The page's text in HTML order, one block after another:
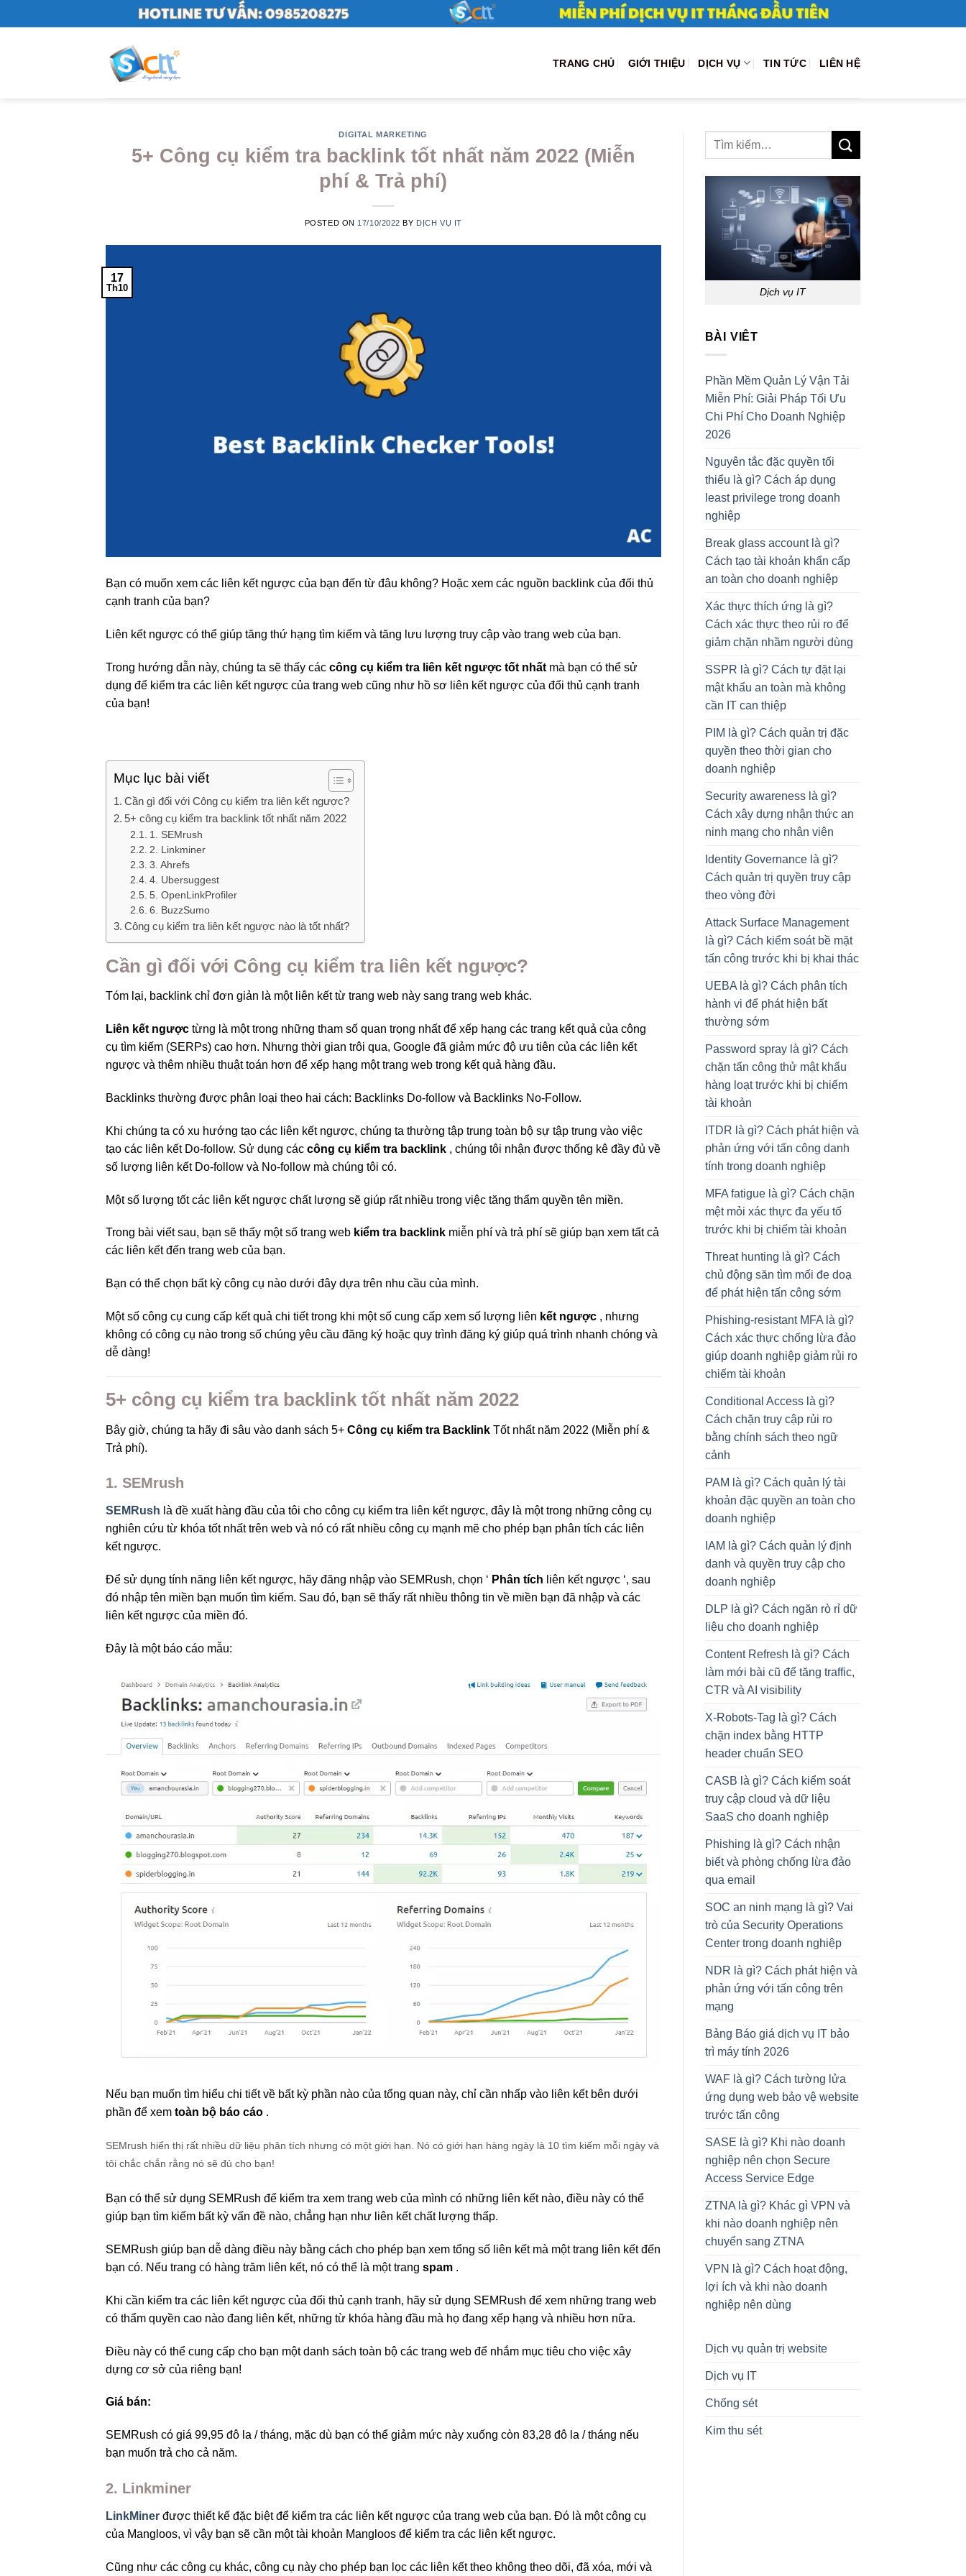
to
TRANG CHỦ GIỚI THIỆU DỊCH VỤ TIN TỨC LIÊN HỆ
DIGITAL MARKETING
5+ Công cụ kiểm tra backlink tốt nhất năm 2022 (Miễn
phí & Trả phí)
POSTED ON 17/10/2022 BY DỊCH VỤ IT
17
Th10
Bạn có muốn xem các liên kết ngược của bạn đến từ đâu không? Hoặc xem các nguồn backlink của đối thủ
cạnh tranh của bạn?
Liên kết ngược có thể giúp tăng thứ hạng tìm kiếm và tăng lưu lượng truy cập vào trang web của bạn.
Trong hướng dẫn này, chúng ta sẽ thấy các công cụ kiểm tra liên kết ngược tốt nhất mà bạn có thể sử
dụng để kiểm tra các liên kết ngược của trang web cũng như hồ sơ liên kết ngược của đối thủ cạnh tranh
của bạn!
Mục lục bài viết
Cần gì đối với Công cụ kiểm tra liên kết ngược?
5+ công cụ kiểm tra backlink tốt nhất năm 2022
1. SEMrush
2. Linkminer
3. Ahrefs
4. Ubersuggest
5. OpenLinkProfiler
6. BuzzSumo
Công cụ kiểm tra liên kết ngược nào là tốt nhất?
Cần gì đối với Công cụ kiểm tra liên kết ngược?
Tóm lại, backlink chỉ đơn giản là một liên kết từ trang web này sang trang web khác.
Liên kết ngược từng là một trong những tham số quan trọng nhất để xếp hạng các trang kết quả của công
cụ tìm kiếm (SERPs) cao hơn. Nhưng thời gian trôi qua, Google đã giảm mức độ ưu tiên của các liên kết
ngược và thêm nhiều thuật toán hơn để xếp hạng một trang web trong kết quả hàng đầu.
Backlinks thường được phân loại theo hai cách: Backlinks Do-follow và Backlinks No-Follow.
Khi chúng ta có xu hướng tạo các liên kết ngược, chúng ta thường tập trung toàn bộ sự tập trung vào việc
tạo các liên kết Do-follow. Sử dụng các công cụ kiểm tra backlink , chúng tôi nhận được thống kê đầy đủ về
số lượng liên kết Do-follow và No-follow mà chúng tôi có.
Một số lượng tốt các liên kết ngược chất lượng sẽ giúp rất nhiều trong việc tăng thẩm quyền tên miền.
Trong bài viết sau, bạn sẽ thấy một số trang web kiểm tra backlink miễn phí và trả phí sẽ giúp bạn xem tất cả
các liên kết đến trang web của bạn.
Bạn có thể chọn bất kỳ công cụ nào dưới đây dựa trên nhu cầu của mình.
Một số công cụ cung cấp kết quả chi tiết trong khi một số cung cấp xem số lượng liên kết ngược , nhưng
không có công cụ nào trong số chúng yêu cầu đăng ký hoặc quy trình đăng ký giúp quá trình nhanh chóng và
dễ dàng!
5+ công cụ kiểm tra backlink tốt nhất năm 2022
Bây giờ, chúng ta hãy đi sâu vào danh sách 5+ Công cụ kiểm tra Backlink Tốt nhất năm 2022 (Miễn phí &
Trả phí).
1. SEMrush
SEMRush là đề xuất hàng đầu của tôi cho công cụ kiểm tra liên kết ngược, đây là một trong những công cụ
nghiên cứu từ khóa tốt nhất trên web và nó có rất nhiều công cụ mạnh mẽ cho phép bạn phân tích các liên
kết ngược.
Để sử dụng tính năng liên kết ngược, hãy đăng nhập vào SEMRush, chọn ‘ Phân tích liên kết ngược ‘, sau
đó nhập tên miền bạn muốn tìm kiếm. Sau đó, bạn sẽ thấy rất nhiều thông tin về miền bạn đã nhập và các
liên kết ngược của miền đó.
Đây là một báo cáo mẫu:
Nếu bạn muốn tìm hiểu chi tiết về bất kỳ phần nào của tổng quan này, chỉ cần nhấp vào liên kết bên dưới
phần để xem toàn bộ báo cáo .
SEMrush hiển thị rất nhiều dữ liệu phân tích nhưng có một giới hạn. Nó có giới hạn hàng ngày là 10 tìm kiếm mỗi ngày và
tôi chắc chắn rằng nó sẽ đủ cho bạn!
Bạn có thể sử dụng SEMRush để kiểm tra xem trang web của mình có những liên kết nào, điều này có thể
giúp bạn tìm kiếm bất kỳ vấn đề nào, chẳng hạn như liên kết chất lượng thấp.
SEMRush giúp bạn dễ dàng điều này bằng cách cho phép bạn xem tổng số liên kết mà một trang liên kết đến
bạn có. Nếu trang có hàng trăm liên kết, nó có thể là một trang spam .
Khi cần kiểm tra các liên kết ngược của đối thủ cạnh tranh, hãy sử dụng SEMRush để xem những trang web
có thẩm quyền cao nào đang liên kết, những từ khóa hàng đầu mà họ đang xếp hạng và nhiều hơn nữa.
Điều này có thể cung cấp cho bạn một danh sách toàn bộ các trang web để nhắm mục tiêu cho việc xây
dựng cơ sở của riêng bạn!
Giá bán:
SEMRush có giá 99,95 đô la / tháng, mặc dù bạn có thể giảm mức này xuống còn 83,28 đô la / tháng nếu
bạn muốn trả cho cả năm.
2. Linkminer
LinkMiner được thiết kế đặc biệt để kiểm tra các liên kết ngược của trang web của bạn. Đó là một công cụ
của Mangloos, vì vậy bạn sẽ cần một tài khoản Mangloos để kiểm tra các liên kết ngược.
Cũng như các công cụ khác, công cụ này cho phép bạn lọc các liên kết theo không theo dõi, đã xóa, mới và
Dịch vụ IT
BÀI VIÊT
Phần Mềm Quản Lý Vận Tải
Miễn Phí: Giải Pháp Tối Ưu
Chi Phí Cho Doanh Nghiệp
2026
Nguyên tắc đặc quyền tối
thiểu là gì? Cách áp dụng
least privilege trong doanh
nghiệp
Break glass account là gì?
Cách tạo tài khoản khẩn cấp
an toàn cho doanh nghiệp
Xác thực thích ứng là gì?
Cách xác thực theo rủi ro để
giảm chặn nhầm người dùng
SSPR là gì? Cách tự đặt lại
mật khẩu an toàn mà không
cần IT can thiệp
PIM là gì? Cách quản trị đặc
quyền theo thời gian cho
doanh nghiệp
Security awareness là gì?
Cách xây dựng nhận thức an
ninh mạng cho nhân viên
Identity Governance là gì?
Cách quản trị quyền truy cập
theo vòng đời
Attack Surface Management
là gì? Cách kiểm soát bề mặt
tấn công trước khi bị khai thác
UEBA là gì? Cách phân tích
hành vi để phát hiện bất
thường sớm
Password spray là gì? Cách
chặn tấn công thử mật khẩu
hàng loạt trước khi bị chiếm
tài khoản
ITDR là gì? Cách phát hiện và
phản ứng với tấn công danh
tính trong doanh nghiệp
MFA fatigue là gì? Cách chặn
mệt mỏi xác thực đa yếu tố
trước khi bị chiếm tài khoản
Threat hunting là gì? Cách
chủ động săn tìm mối đe doạ
để phát hiện tấn công sớm
Phishing-resistant MFA là gì?
Cách xác thực chống lừa đảo
giúp doanh nghiệp giảm rủi ro
chiếm tài khoản
Conditional Access là gì?
Cách chặn truy cập rủi ro
bằng chính sách theo ngữ
cảnh
PAM là gì? Cách quản lý tài
khoản đặc quyền an toàn cho
doanh nghiệp
IAM là gì? Cách quản lý định
danh và quyền truy cập cho
doanh nghiệp
DLP là gì? Cách ngăn rò rỉ dữ
liệu cho doanh nghiệp
Content Refresh là gì? Cách
làm mới bài cũ để tăng traffic,
CTR và AI visibility
X-Robots-Tag là gì? Cách
chặn index bằng HTTP
header chuẩn SEO
CASB là gì? Cách kiểm soát
truy cập cloud và dữ liệu
SaaS cho doanh nghiệp
Phishing là gì? Cách nhận
biết và phòng chống lừa đảo
qua email
SOC an ninh mạng là gì? Vai
trò của Security Operations
Center trong doanh nghiệp
NDR là gì? Cách phát hiện và
phản ứng với tấn công trên
mạng
Bảng Báo giá dịch vụ IT bảo
trì máy tính 2026
WAF là gì? Cách tường lửa
ứng dụng web bảo vệ website
trước tấn công
SASE là gì? Khi nào doanh
nghiệp nên chọn Secure
Access Service Edge
ZTNA là gì? Khác gì VPN và
khi nào doanh nghiệp nên
chuyển sang ZTNA
VPN là gì? Cách hoạt động,
lợi ích và khi nào doanh
nghiệp nên dùng
Dịch vụ quản trị website
Dịch vụ IT
Chống sét
Kim thu sét